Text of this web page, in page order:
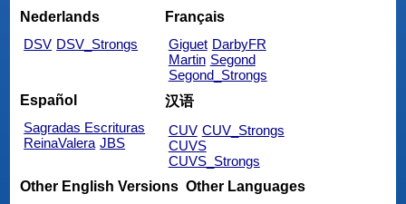
Nederlands
DSV DSV_Strongs
Français
Giguet DarbyFR
Martin Segond
Segond_Strongs
Español
Sagradas Escrituras
ReinaValera JBS
汉语
CUV CUV_Strongs
CUVS
CUVS_Strongs
Other English Versions Other Languages